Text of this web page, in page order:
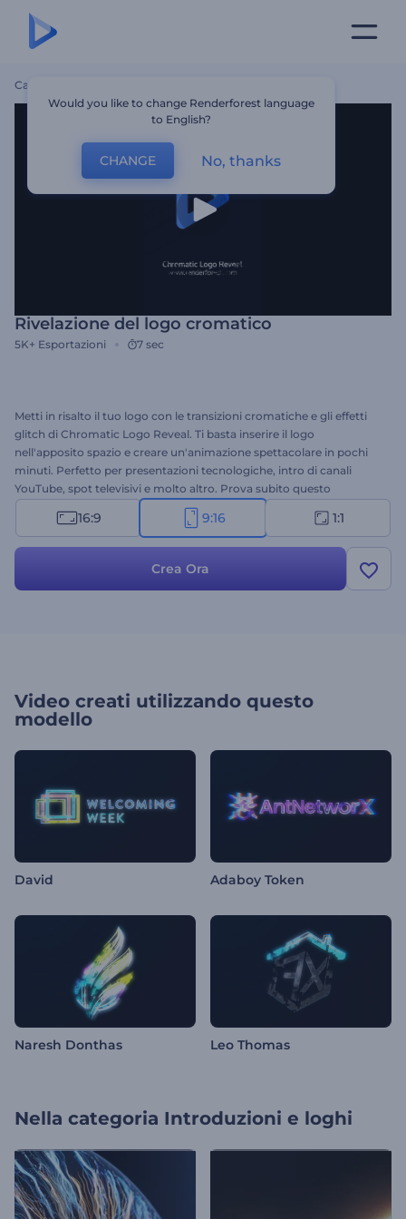
Casa
Rivelazione del logo cromatico
5K+ Esportazioni 7 sec
Metti in risalto il tuo logo con le transizioni cromatiche e gli effetti
glitch di Chromatic Logo Reveal. Ti basta inserire il logo
nell'apposito spazio e creare un'animazione spettacolare in pochi
minuti. Perfetto per presentazioni tecnologiche, intro di canali
YouTube, spot televisivi e molto altro. Prova subito questo
16:9 9:16 1:1
Crea Ora
Video creati utilizzando questo
modello
David Adaboy Token
Naresh Donthas Leo Thomas
Nella categoria Introduzioni e loghi
Would you like to change Renderforest language
to English?
CHANGE No, thanks